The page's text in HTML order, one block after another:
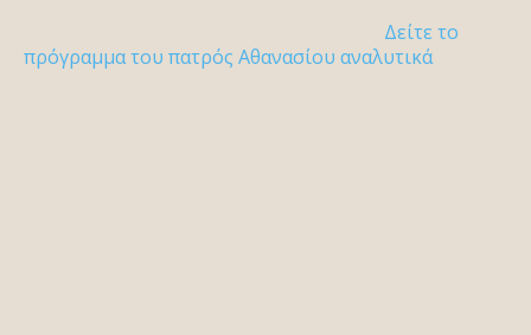
Δείτε το
πρόγραμμα του πατρός Αθανασίου αναλυτικά